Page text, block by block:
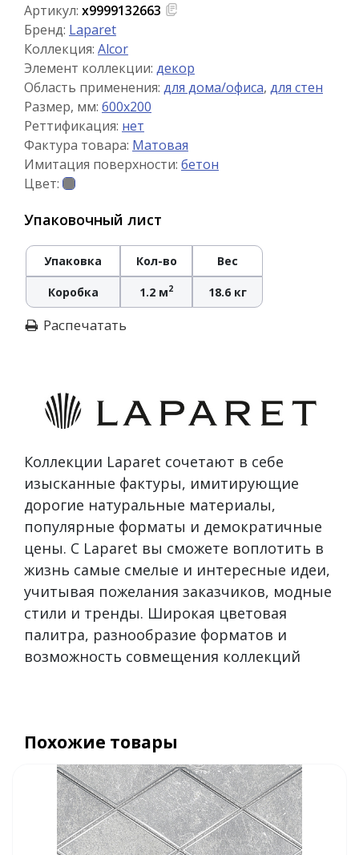
Артикул: х9999132663
Бренд: Laparet
Коллекция: Alcor
Элемент коллекции: декор
Область применения: для дома/офиса, для стен
Размер, мм: 600x200
Реттификация: нет
Фактура товара: Матовая
Имитация поверхности: бетон
Цвет:
Упаковочный лист
Упаковка Кол-во Вес
Коробка 1.2 м2 18.6 кг
Распечатать
Коллекции Laparet сочетают в себе
изысканные фактуры, имитирующие
дорогие натуральные материалы,
популярные форматы и демократичные
цены. С Laparet вы сможете воплотить в
жизнь самые смелые и интересные идеи,
учитывая пожелания заказчиков, модные
стили и тренды. Широкая цветовая
палитра, разнообразие форматов и
возможность совмещения коллекций
Похожие товары